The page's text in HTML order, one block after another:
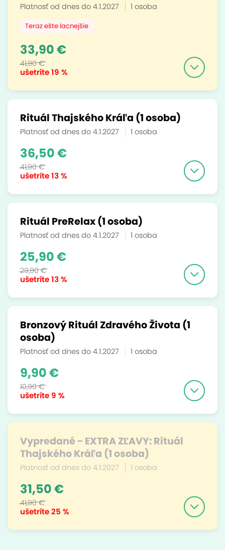
Platnosť od dnes do 4.1.2027 1 osoba
Teraz ešte lacnejšie
ušetríte19 %
33,90 €
41,90 €
Rituál Thajského Kráľa (1 osoba)
Platnosť od dnes do 4.1.2027 1 osoba
ušetríte13 %
36,50 €
41,90 €
Rituál PreRelax (1 osoba)
Platnosť od dnes do 4.1.2027 1 osoba
ušetríte13 %
25,90 €
29,90 €
Bronzový Rituál Zdravého Života (1
osoba)
Platnosť od dnes do 4.1.2027 1 osoba
ušetríte 9 %
9,90 €
10,90 €
Vypredané - EXTRA ZĽAVY: Rituál
Thajského Kráľa (1 osoba)
Platnosť od dnes do 4.1.2027 1 osoba
ušetríte25 %
31,50 €
41,90 €